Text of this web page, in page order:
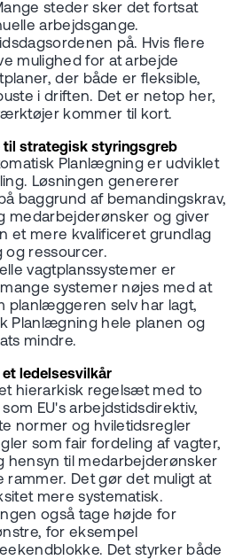
steder sker det fortsat
arbejdsgange.
på. Hvis flere
mulighed for at arbejde
der både er fleksible,
i driften. Det er netop her,
kommer til kort.
til strategisk styringsgreb
Planlægning er udviklet
Løsningen genererer
baggrund af bemandingskrav,
medarbejderønsker og giver
et mere kvalificeret grundlag
og ressourcer.
vagtplanssystemer er
systemer nøjes med at
planlæggeren selv har lagt,
Planlægning hele planen og
mindre.
ledelsesvilkår
hierarkisk regelsæt med to
EU's arbejdstidsdirektiv,
normer og hviletidsregler
som fair fordeling af vagter,
hensyn til medarbejderønsker
rammer. Det gør det muligt at
mere systematisk.
også tage højde for
for eksempel
Det styrker både